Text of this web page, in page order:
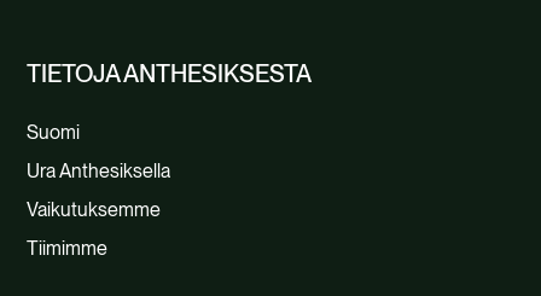
TIETOJA ANTHESIKSESTA
Suomi
Ura Anthesiksella
Vaikutuksemme
Tiimimme